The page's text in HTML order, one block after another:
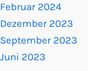
Februar 2024
Dezember 2023
September 2023
Juni 2023